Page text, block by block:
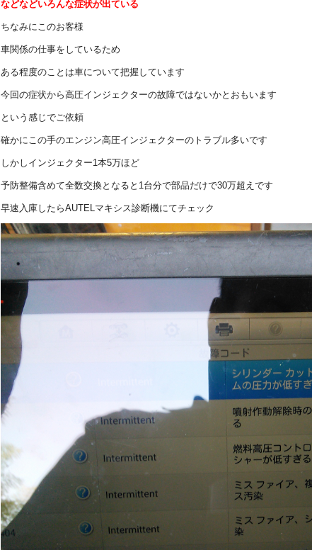
などなどいろんな症状が出ている
ちなみにこのお客様
車関係の仕事をしているため
ある程度のことは車について把握しています
今回の症状から高圧インジェクターの故障ではないかとおもいます
という感じでご依頼
確かにこの手のエンジン高圧インジェクターのトラブル多いです
しかしインジェクター1本5万ほど
予防整備含めて全数交換となると1台分で部品だけで30万超えです
早速入庫したらAUTELマキシス診断機にてチェック